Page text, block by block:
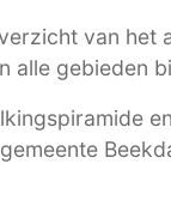
van het
alle gebieden